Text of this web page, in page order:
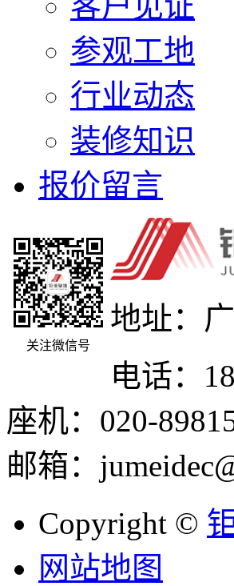
参观工地
行业动态
装修知识
报价留言
关注微信号
地址：
电话：
座机：020-
邮箱：
Copyright ©
网站地图